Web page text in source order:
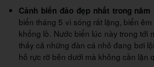
Cảnh biển đảo đẹp nhất trong năm
biển tháng 5 vì sóng rất lặng, biển
khổng lồ. Nước biển lúc này trong tới
thấy cả những đàn cá nhỏ đang bơi
hô rực rỡ bên dưới mà không cần lặn